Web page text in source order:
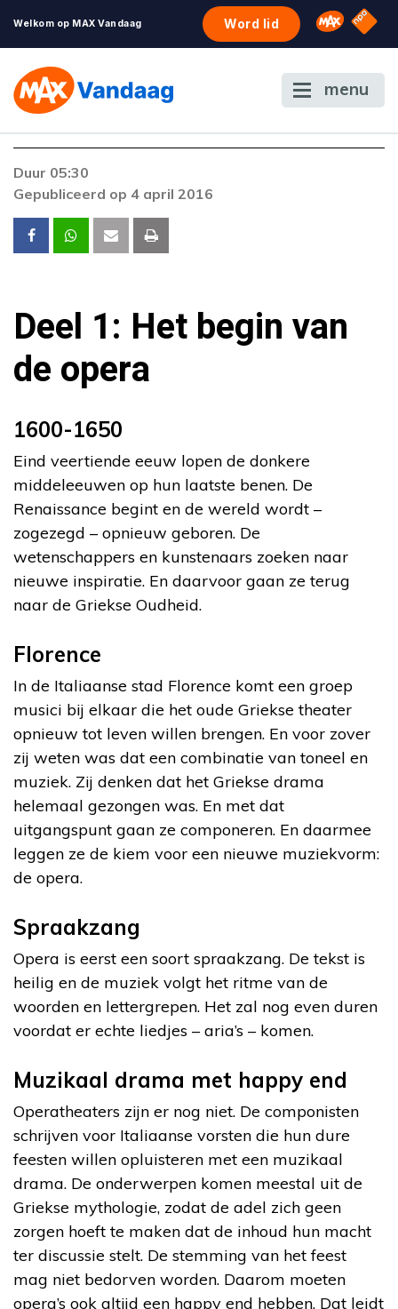
Welkom op MAX Vandaag Word lid Omroep
NPO
menu
Duur 05:30
Gepubliceerd op 4 april 2016
Deel 1: Het begin van
de opera
1600-1650
Eind veertiende eeuw lopen de donkere
middeleeuwen op hun laatste benen. De
Renaissance begint en de wereld wordt –
zogezegd – opnieuw geboren. De
wetenschappers en kunstenaars zoeken naar
nieuwe inspiratie. En daarvoor gaan ze terug
naar de Griekse Oudheid.
Florence
In de Italiaanse stad Florence komt een groep
musici bij elkaar die het oude Griekse theater
opnieuw tot leven willen brengen. En voor zover
zij weten was dat een combinatie van toneel en
muziek. Zij denken dat het Griekse drama
helemaal gezongen was. En met dat
uitgangspunt gaan ze componeren. En daarmee
leggen ze de kiem voor een nieuwe muziekvorm:
de opera.
Spraakzang
Opera is eerst een soort spraakzang. De tekst is
heilig en de muziek volgt het ritme van de
woorden en lettergrepen. Het zal nog even duren
voordat er echte liedjes – aria’s – komen.
Muzikaal drama met happy end
Operatheaters zijn er nog niet. De componisten
schrijven voor Italiaanse vorsten die hun dure
feesten willen opluisteren met een muzikaal
drama. De onderwerpen komen meestal uit de
Griekse mythologie, zodat de adel zich geen
zorgen hoeft te maken dat de inhoud hun macht
ter discussie stelt. De stemming van het feest
mag niet bedorven worden. Daarom moeten
opera’s ook altijd een happy end hebben. Dat leidt